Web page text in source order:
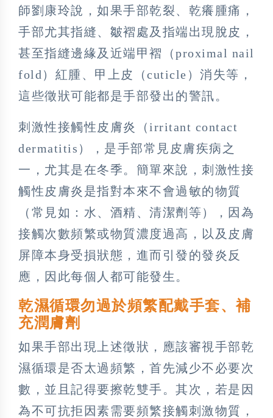
師劉康玲說，如果手部乾裂、乾癢腫痛，
手部尤其指縫、皺褶處及指端出現脫皮，
甚至指縫邊緣及近端甲褶（proximal nail
fold）紅腫、甲上皮（cuticle）消失等，
這些徵狀可能都是手部發出的警訊。
刺激性接觸性皮膚炎（irritant contact
dermatitis），是手部常見皮膚疾病之
一，尤其是在冬季。簡單來說，刺激性接
觸性皮膚炎是指對本來不會過敏的物質
（常見如：水、酒精、清潔劑等），因為
接觸次數頻繁或物質濃度過高，以及皮膚
屏障本身受損狀態，進而引發的發炎反
應，因此每個人都可能發生。
乾濕循環勿過於頻繁配戴手套、補
充潤膚劑
如果手部出現上述徵狀，應該審視手部乾
濕循環是否太過頻繁，首先減少不必要次
數，並且記得要擦乾雙手。其次，若是因
為不可抗拒因素需要頻繁接觸刺激物質，